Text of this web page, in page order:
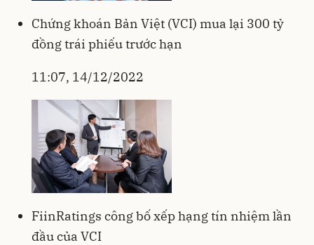
Chứng khoán Bản Việt (VCI) mua lại 300 tỷ
đồng trái phiếu trước hạn
11:07, 14/12/2022
FiinRatings công bố xếp hạng tín nhiệm lần
đầu của VCI